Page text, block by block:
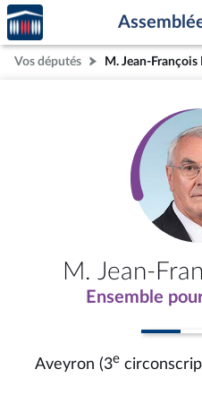
Aller au contenu
Aller en bas de la page
Accèder
à la
page
d'accueil
Vos députés
M. Jean-
Ensemble
Aveyron (3e